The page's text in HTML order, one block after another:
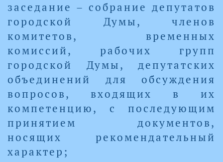
заседание – собрание депутатов
городской Думы, членов
комитетов, временных
комиссий, рабочих групп
городской Думы, депутатских
объединений для обсуждения
вопросов, входящих в их
компетенцию, с последующим
принятием документов,
носящих рекомендательный
характер;